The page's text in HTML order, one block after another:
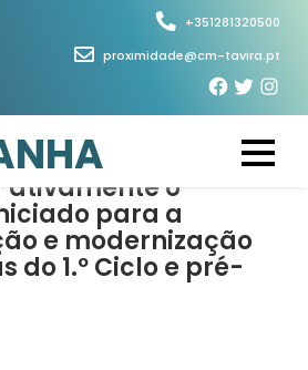
+351281320500
proximidade@cm-tavira.pt
ativamente o
para a
e modernização
do 1.º Ciclo e pré-